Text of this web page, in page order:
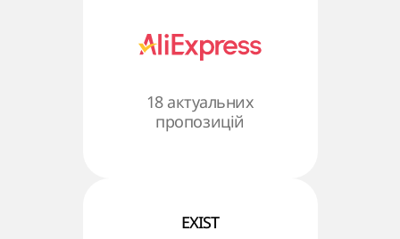
18 актуальних
пропозицій
EXIST